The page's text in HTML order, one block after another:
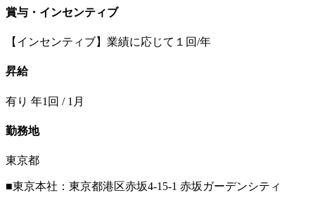
賞与・インセンティブ
【インセンティブ】業績に応じて１回/年
昇給
有り 年1回 / 1月
勤務地
東京都
■東京本社：東京都港区赤坂4-15-1 赤坂ガーデンシティ